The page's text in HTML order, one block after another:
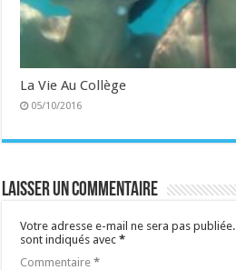
La Vie Au Collège
05/10/2016
Laisser un commentaire
Votre adresse e-mail ne sera pas publiée.
sont indiqués avec*
Commentaire*